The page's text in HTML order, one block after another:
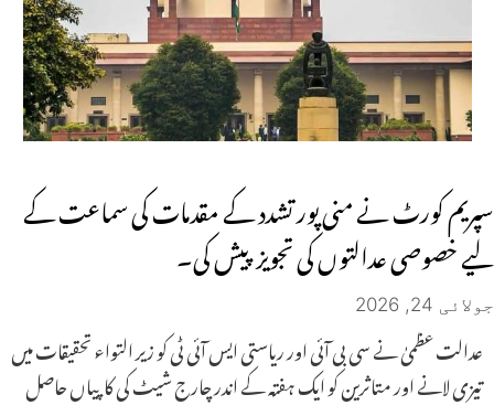
سپریم کورٹ نے منی پور تشدد کے مقدمات کی سماعت کے
لیے خصوصی عدالتوں کی تجویز پیش کی۔
جولائی 24, 2026
عدالت عظمیٰ نے سی بی آئی اور ریاستی ایس آئی ٹی کو زیر التواء تحقیقات میں
تیزی لانے اور متاثرین کو ایک ہفتہ کے اندر چارج شیٹ کی کاپیاں حاصل